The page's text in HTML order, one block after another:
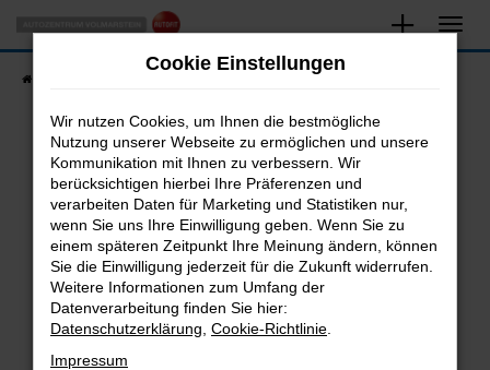
Zum
Hauptinhalt
springen
Fahrzeugsuche
Fehler: Network Error
Beim Laden ist ein Fehler aufgetreten.
Hier sind ein paar Tipps, die dir helfen können:
Überprüfe deine Firewall und deine
Internetverbindung.
Laden andere Webseiten, zum Beispiel deine
Suchmaschine?
Cookie Einstellungen
Wir nutzen Cookies, um Ihnen die bestmögliche
Nutzung unserer Webseite zu ermöglichen und unsere
Kommunikation mit Ihnen zu verbessern. Wir
berücksichtigen hierbei Ihre Präferenzen und
verarbeiten Daten für Marketing und Statistiken nur,
wenn Sie uns Ihre Einwilligung geben. Wenn Sie zu
einem späteren Zeitpunkt Ihre Meinung ändern, können
Sie die Einwilligung jederzeit für die Zukunft widerrufen.
Weitere Informationen zum Umfang der
Datenverarbeitung finden Sie hier:
Datenschutzerklärung Cookie-Richtlinie
Impressum